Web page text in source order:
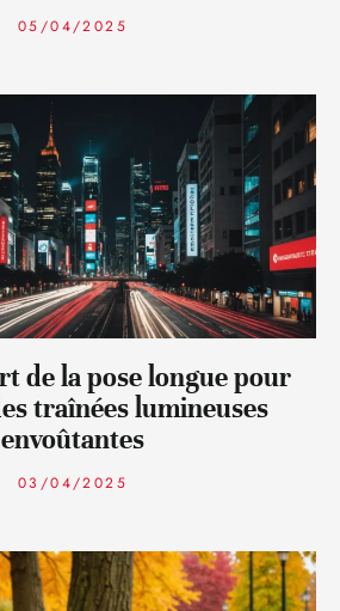
05/04/2025
de la pose longue pour
traînées lumineuses
envoûtantes
03/04/2025